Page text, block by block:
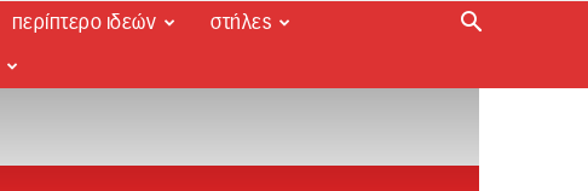
περίπτερο ιδεών στήλες